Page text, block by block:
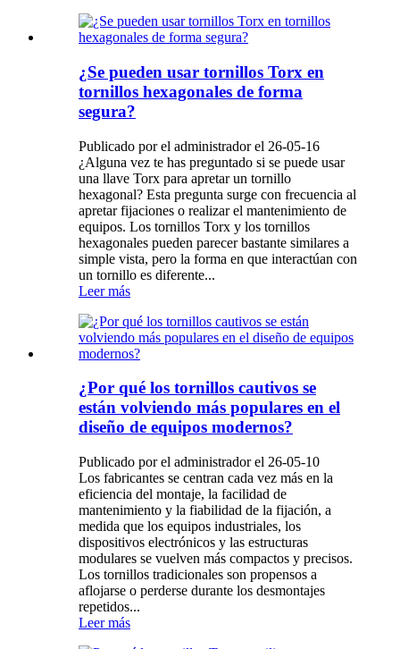
¿Se pueden usar tornillos Torx en
tornillos hexagonales de forma
segura?
Publicado por el administrador el 26-05-16
¿Alguna vez te has preguntado si se puede usar
una llave Torx para apretar un tornillo
hexagonal? Esta pregunta surge con frecuencia al
apretar fijaciones o realizar el mantenimiento de
equipos. Los tornillos Torx y los tornillos
hexagonales pueden parecer bastante similares a
simple vista, pero la forma en que interactúan con
un tornillo es diferente...
Leer más
¿Por qué los tornillos cautivos se
están volviendo más populares en el
diseño de equipos modernos?
Publicado por el administrador el 26-05-10
Los fabricantes se centran cada vez más en la
eficiencia del montaje, la facilidad de
mantenimiento y la fiabilidad de la fijación, a
medida que los equipos industriales, los
dispositivos electrónicos y las estructuras
modulares se vuelven más compactos y precisos.
Los tornillos tradicionales son propensos a
aflojarse o perderse durante los desmontajes
repetidos...
Leer más